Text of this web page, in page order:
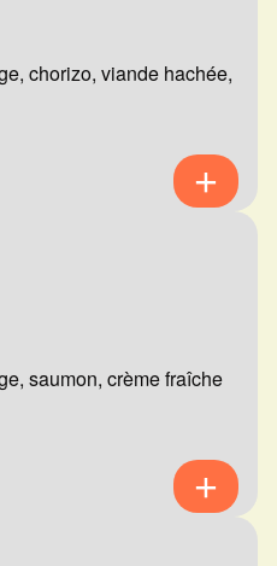
chorizo, viande hachée,
saumon, crème fraîche